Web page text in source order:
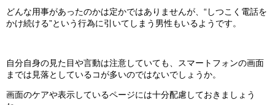
どんな用事があったのかは定かではありませんが、“しつこく電話を
かけ続ける”という行為に引いてしまう男性もいるようです。
自分自身の見た目や言動は注意していても、スマートフォンの画面
までは見落としているコが多いのではないでしょうか。
画面のケアや表示しているページには十分配慮しておきましょう